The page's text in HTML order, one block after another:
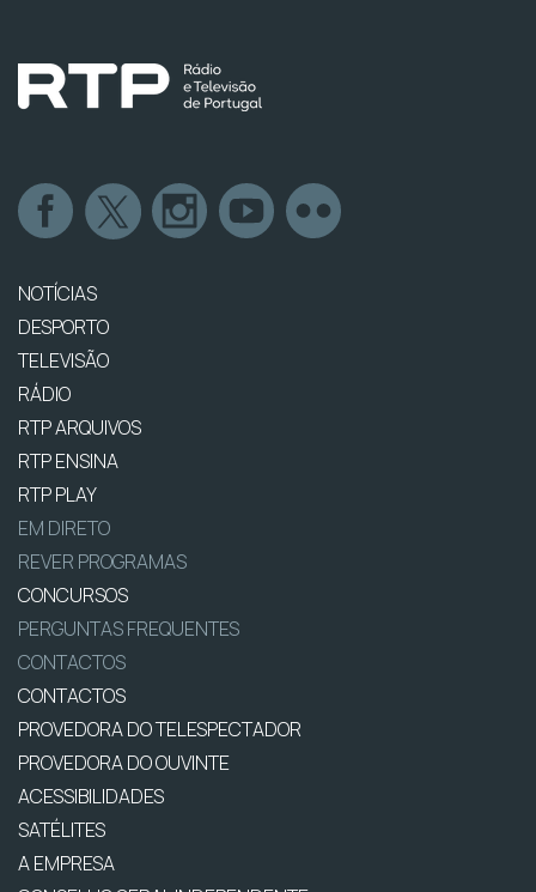
NOTÍCIAS
DESPORTO
TELEVISÃO
RÁDIO
RTP ARQUIVOS
RTP ENSINA
RTP PLAY
EM DIRETO
REVER PROGRAMAS
CONCURSOS
PERGUNTAS FREQUENTES
CONTACTOS
CONTACTOS
PROVEDORA DO TELESPECTADOR
PROVEDORA DO OUVINTE
ACESSIBILIDADES
SATÉLITES
A EMPRESA